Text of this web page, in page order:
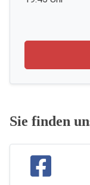
Sie finden